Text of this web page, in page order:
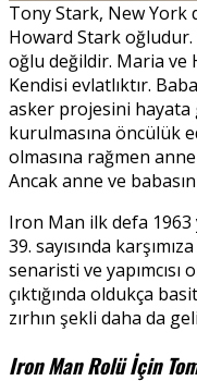
Tony Stark, New York
Howard Stark
oğlu değildir. Maria ve
Kendisi evlatlıktır.
asker projesini hayata
kurulmasına öncülük
olmasına rağmen
Ancak anne ve
Iron Man ilk defa 1963
39. sayısında
senaristi ve yapımcısı
çıktığında oldukça
zırhın şekli daha da
Iron Man Rolü İçin